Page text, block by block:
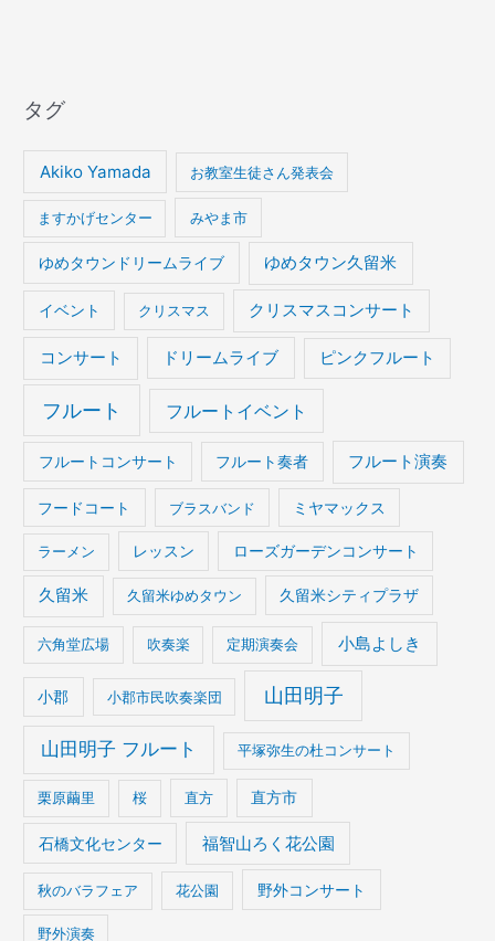
タグ
Akiko Yamada お教室生徒さん発表会
ますかげセンター みやま市
ゆめタウンドリームライブ ゆめタウン久留米
イベント クリスマス クリスマスコンサート
コンサート ドリームライブ ピンクフルート
フルート フルートイベント
フルートコンサート フルート奏者 フルート演奏
フードコート ブラスバンド ミヤマックス
ラーメン レッスン ローズガーデンコンサート
久留米 久留米ゆめタウン 久留米シティプラザ
六角堂広場 吹奏楽 定期演奏会 小島よしき
小郡 小郡市民吹奏楽団 山田明子
山田明子 フルート 平塚弥生の杜コンサート
栗原繭里 桜 直方 直方市
石橋文化センター 福智山ろく花公園
秋のバラフェア 花公園 野外コンサート
野外演奏